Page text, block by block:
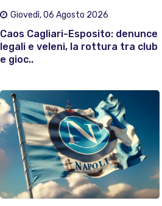
Giovedì, 06 Agosto 2026
Caos Cagliari-Esposito: denunce
legali e veleni, la rottura tra club
e gioc..